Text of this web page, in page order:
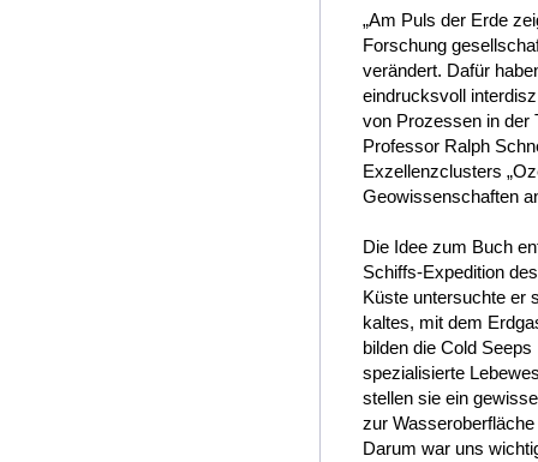
„Am Puls der Erde
Forschung
verändert. Dafür
eindrucksvoll
von Prozessen in der
Professor Ralph
Exzellenzclusters
Geowissenschaften
Die Idee zum Buch
Schiffs-Expedition
Küste untersuchte er
kaltes, mit dem
bilden die Cold
spezialisierte
stellen sie ein
zur
Darum war uns